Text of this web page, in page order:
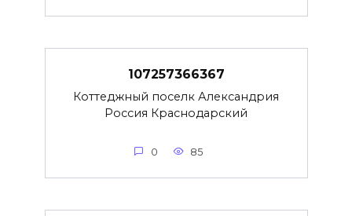
107257366367
Коттеджный поселк Александрия
Россия Краснодарский
0 85